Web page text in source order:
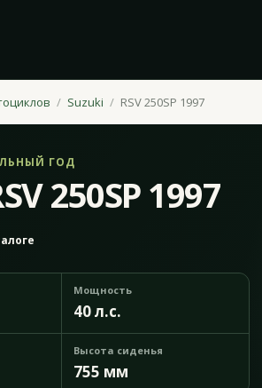
Suzuki RSV 250SP 1997
ГОД
250SP 1997
Мощность
40 л.с.
Высота сиденья
755 мм